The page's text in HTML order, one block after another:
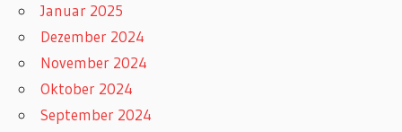
Januar 2025
Dezember 2024
November 2024
Oktober 2024
September 2024